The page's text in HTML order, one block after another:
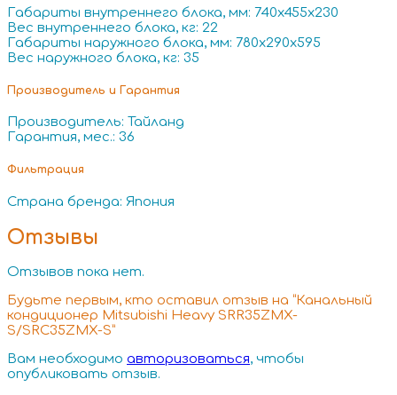
Габариты внутреннего блока, мм: 740x455x230
Вес внутреннего блока, кг: 22
Габариты наружного блока, мм: 780x290x595
Вес наружного блока, кг: 35
Производитель и Гарантия
Производитель: Тайланд
Гарантия, мес.: 36
Фильтрация
Страна бренда: Япония
Отзывы
Отзывов пока нет.
Будьте первым, кто оставил отзыв на “Канальный
кондиционер Mitsubishi Heavy SRR35ZMX-
S/SRC35ZMX-S”
Вам необходимо авторизоваться, чтобы
опубликовать отзыв.